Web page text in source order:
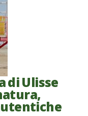
di Ulisse